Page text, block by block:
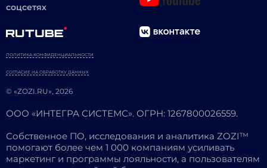
соцсетях
© «ZOZI.RU», 2026
ПОЛИТИКА КОНФИДЕНЦИАЛЬНОСТИ
СОГЛАСИЕ НА ОБРАБОТКУ ДАННЫХ
ООО «ИНТЕГРА СИСТЕМС». ОГРН: 1267800026559.
Собственное ПО, исследования и аналитика ZOZI™
помогают более чем 1 000 компаниям усиливать
маркетинг и программы лояльности, а пользователям